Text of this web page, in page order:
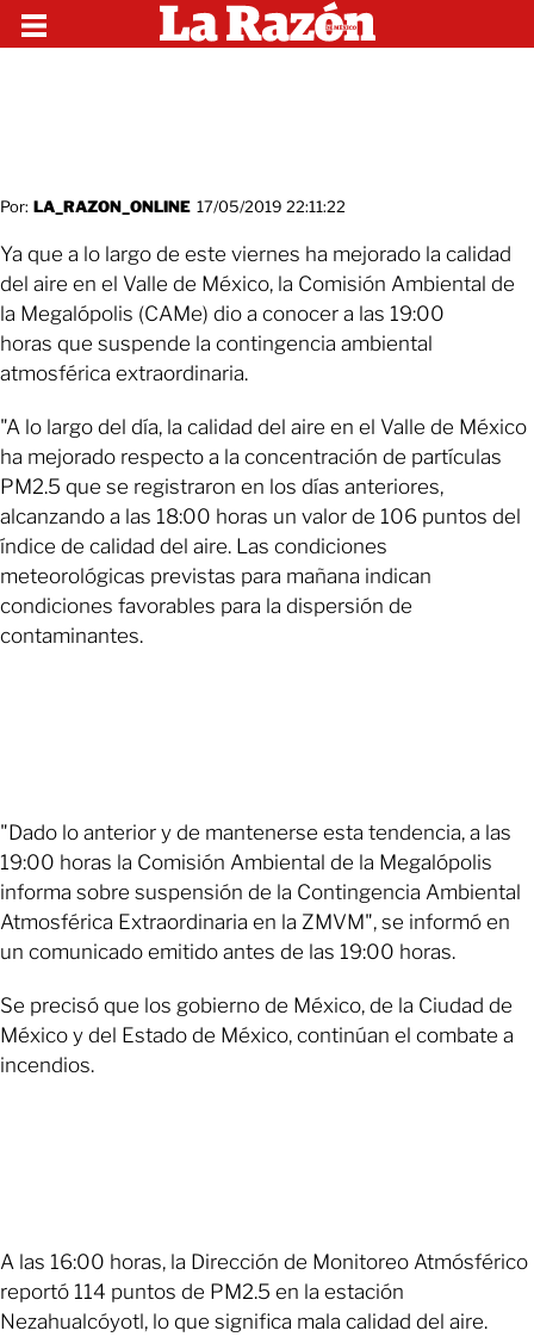
Por: LA_RAZON_ONLINE 17/05/2019 22:11:22
Ya que a lo largo de este viernes ha mejorado la calidad
del aire en el Valle de México, la Comisión Ambiental de
la Megalópolis (CAMe) dio a conocer a las 19:00
horas que suspende la contingencia ambiental
atmosférica extraordinaria.
"A lo largo del día, la calidad del aire en el Valle de México
ha mejorado respecto a la concentración de partículas
PM2.5 que se registraron en los días anteriores,
alcanzando a las 18:00 horas un valor de 106 puntos del
índice de calidad del aire. Las condiciones
meteorológicas previstas para mañana indican
condiciones favorables para la dispersión de
contaminantes.
"Dado lo anterior y de mantenerse esta tendencia, a las
19:00 horas la Comisión Ambiental de la Megalópolis
informa sobre suspensión de la Contingencia Ambiental
Atmosférica Extraordinaria en la ZMVM", se informó en
un comunicado emitido antes de las 19:00 horas.
Se precisó que los gobierno de México, de la Ciudad de
México y del Estado de México, continúan el combate a
incendios.
A las 16:00 horas, la Dirección de Monitoreo Atmósférico
reportó 114 puntos de PM2.5 en la estación
Nezahualcóyotl, lo que significa mala calidad del aire.